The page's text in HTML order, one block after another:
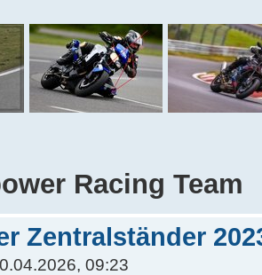
Racing Team
Zentralständer
09:23